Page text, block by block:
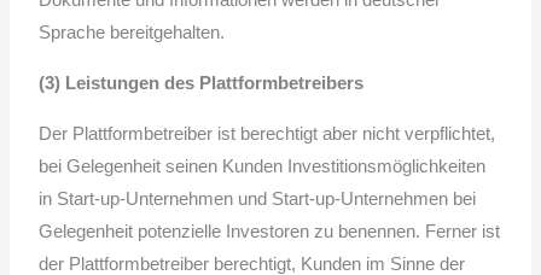
Sprache bereitgehalten.
(3) Leistungen des Plattformbetreibers
Der Plattformbetreiber ist berechtigt aber nicht verpflichtet,
bei Gelegenheit seinen Kunden Investitionsmöglichkeiten
in Start-up-Unternehmen und Start-up-Unternehmen bei
Gelegenheit potenzielle Investoren zu benennen. Ferner ist
der Plattformbetreiber berechtigt, Kunden im Sinne der